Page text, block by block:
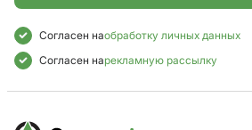
Согласен наобработку личных данных
Согласен нарекламную рассылку